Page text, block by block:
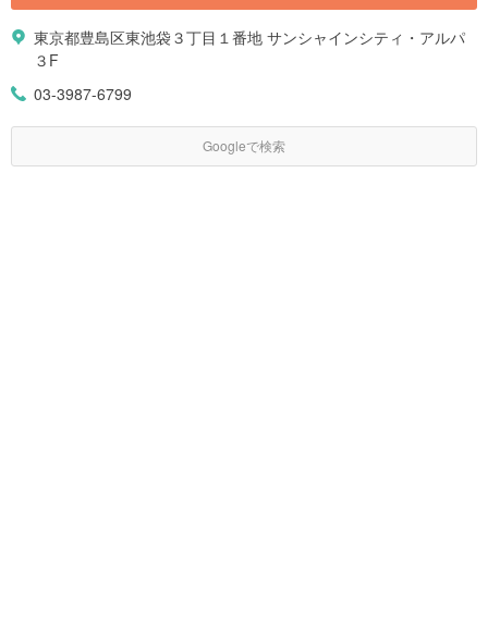
東京都豊島区東池袋３丁目１番地 サンシャインシティ・アルパ
３F
03-3987-6799
Googleで検索